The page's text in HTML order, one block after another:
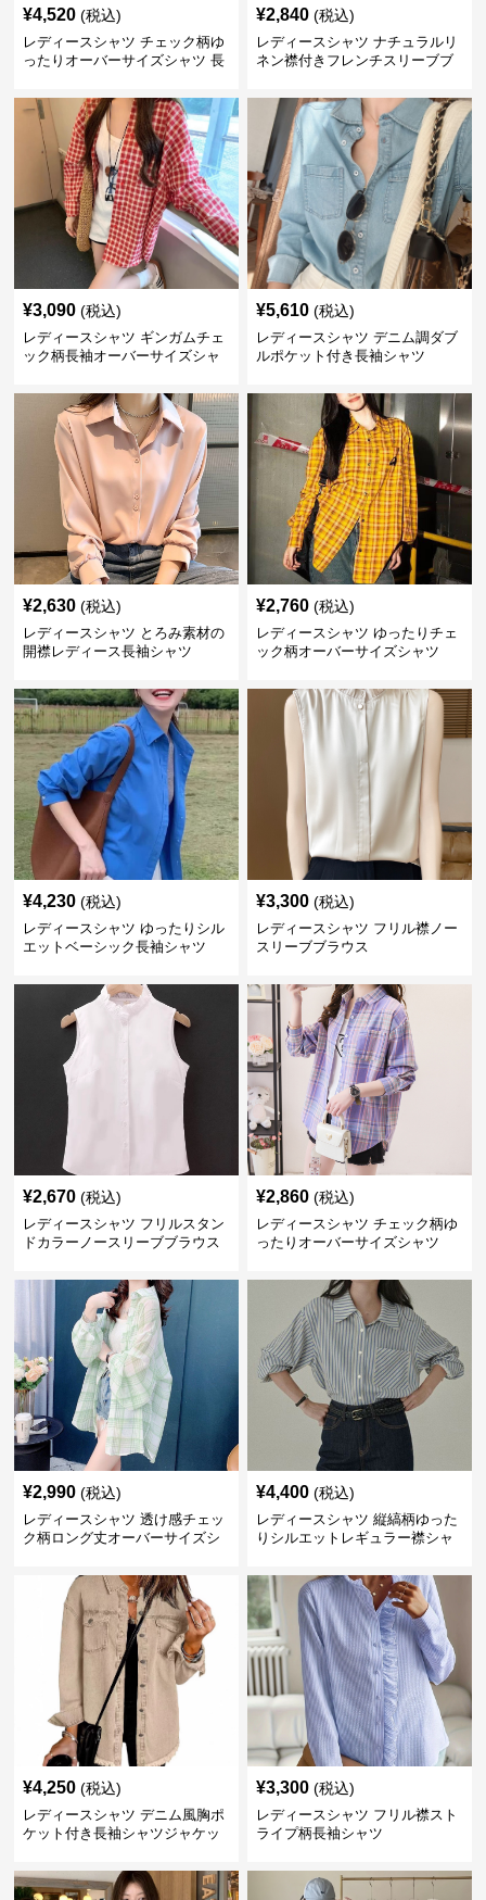
¥4,520 (税込)
レディースシャツ チェック柄ゆ
ったりオーバーサイズシャツ 長
¥2,840 (税込)
レディースシャツ ナチュラルリ
ネン襟付きフレンチスリーブブ
¥3,090 (税込)
レディースシャツ ギンガムチェ
ック柄長袖オーバーサイズシャ
¥5,610 (税込)
レディースシャツ デニム調ダブ
ルポケット付き長袖シャツ
¥2,630 (税込)
レディースシャツ とろみ素材の
開襟レディース長袖シャツ
¥2,760 (税込)
レディースシャツ ゆったりチェ
ック柄オーバーサイズシャツ
¥4,230 (税込)
レディースシャツ ゆったりシル
エットベーシック長袖シャツ
¥3,300 (税込)
レディースシャツ フリル襟ノー
スリーブブラウス
¥2,670 (税込)
レディースシャツ フリルスタン
ドカラーノースリーブブラウス
¥2,860 (税込)
レディースシャツ チェック柄ゆ
ったりオーバーサイズシャツ
¥2,990 (税込)
レディースシャツ 透け感チェッ
ク柄ロング丈オーバーサイズシ
¥4,400 (税込)
レディースシャツ 縦縞柄ゆった
りシルエットレギュラー襟シャ
¥4,250 (税込)
レディースシャツ デニム風胸ポ
ケット付き長袖シャツジャケッ
¥3,300 (税込)
レディースシャツ フリル襟スト
ライプ柄長袖シャツ